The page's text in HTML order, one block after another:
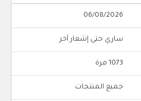
06/08/2026
ساري حتى إشعار آخر
1073 مرة
جميع المنتجات